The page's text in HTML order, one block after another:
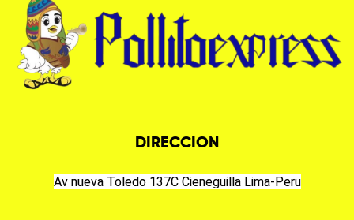
DIRECCION
Av nueva Toledo 137C Cieneguilla Lima-Peru